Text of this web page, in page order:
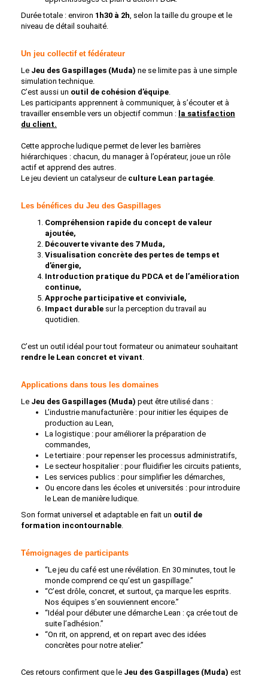
Durée totale : environ 1h30 à 2h, selon la taille du groupe et le
niveau de détail souhaité.
Un jeu collectif et fédérateur
Le Jeu des Gaspillages (Muda) ne se limite pas à une simple
simulation technique.
C’est aussi un outil de cohésion d’équipe.
Les participants apprennent à communiquer, à s’écouter et à
travailler ensemble vers un objectif commun : la satisfaction
du client.
Cette approche ludique permet de lever les barrières
hiérarchiques : chacun, du manager à l’opérateur, joue un rôle
actif et apprend des autres.
Le jeu devient un catalyseur de culture Lean partagée.
Les bénéfices du Jeu des Gaspillages
Compréhension rapide du concept de valeur
ajoutée,
Découverte vivante des 7 Muda,
Visualisation concrète des pertes de temps et
d’énergie,
Introduction pratique du PDCA et de l’amélioration
continue,
Approche participative et conviviale,
Impact durable sur la perception du travail au
quotidien.
C’est un outil idéal pour tout formateur ou animateur souhaitant
rendre le Lean concret et vivant.
Applications dans tous les domaines
Le Jeu des Gaspillages (Muda) peut être utilisé dans :
L’industrie manufacturière : pour initier les équipes de
production au Lean,
La logistique : pour améliorer la préparation de
commandes,
Le tertiaire : pour repenser les processus administratifs,
Le secteur hospitalier : pour fluidifier les circuits patients,
Les services publics : pour simplifier les démarches,
Ou encore dans les écoles et universités : pour introduire
le Lean de manière ludique.
Son format universel et adaptable en fait un outil de
formation incontournable.
Témoignages de participants
“Le jeu du café est une révélation. En 30 minutes, tout le
monde comprend ce qu’est un gaspillage.”
“C’est drôle, concret, et surtout, ça marque les esprits.
Nos équipes s’en souviennent encore.”
“Idéal pour débuter une démarche Lean : ça crée tout de
suite l’adhésion.”
“On rit, on apprend, et on repart avec des idées
concrètes pour notre atelier.”
Ces retours confirment que le Jeu des Gaspillages (Muda) est